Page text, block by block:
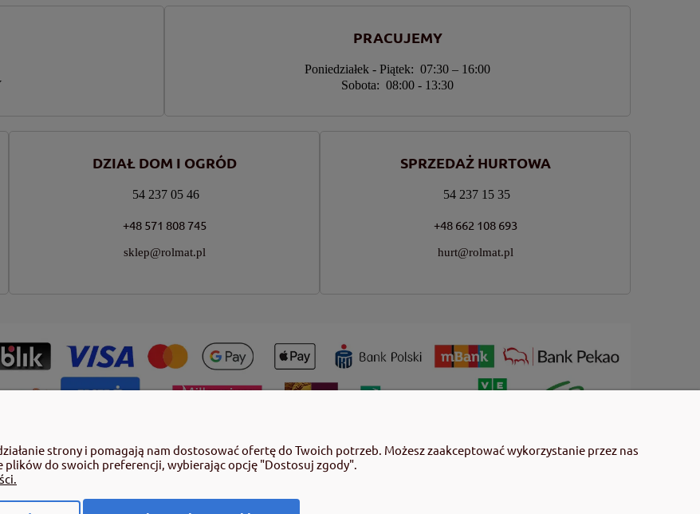
PRACUJEMY
Poniedziałek - Piątek: 07:30 – 16:00
Sobota: 08:00 - 13:30
DZIAŁ DOM I OGRÓD
54 237 05 46
+48 571 808 745
sklep@rolmat.pl
SPRZEDAŻ HURTOWA
54 237 15 35
+48 662 108 693
hurt@rolmat.pl
roślin należy korzystać z zachowaniem bezpieczeństwa. Przed każdym użyciem przeczytaj informacje zamieszczone w etykiecie i
rodzaj zagrożenia oraz przestrzegaj środków bezpieczeństwa zamieszczonych w etykiecie. Środki ochrony roślin do użytku
oraz posiadające kwalifikacje wymagane od osób nabywających środki ochrony roślin określone w ustawie (art. 28 Ustawy z
z pózn. zm.) Niespełnienie powyższych warunków jest złamaniem regulaminu sklepu.
strony i pomagają nam dostosować ofertę do Twoich potrzeb. Możesz zaakceptować wykorzystanie przez nas
do swoich preferencji, wybierając opcję "Dostosuj zgody".